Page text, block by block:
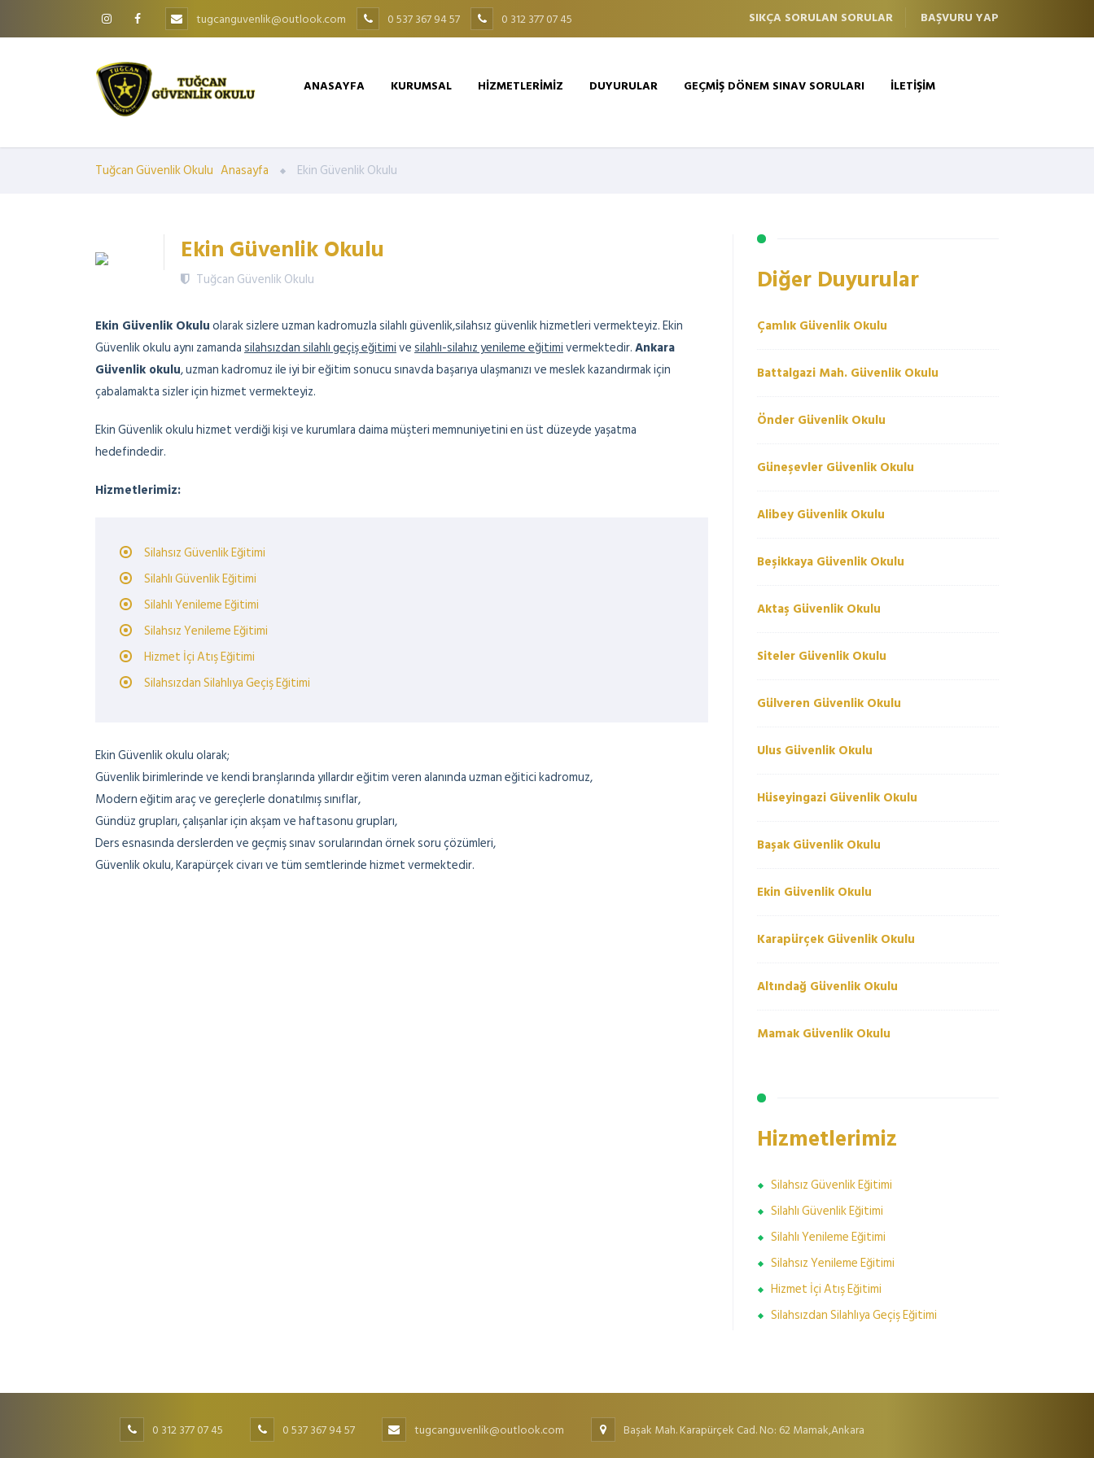
tugcanguvenlik@outlook.com 0 537 367 94 57 0 312 377 07 45 SIKÇA SORULAN SORULAR BAŞVURU YAP
ANASAYFA KURUMSAL HİZMETLERİMİZ DUYURULAR GEÇMİŞ DÖNEM SINAV SORULARI İLETİŞİM
Tuğcan Güvenlik Okulu Anasayfa Ekin Güvenlik Okulu
Ekin Güvenlik Okulu
Tuğcan Güvenlik Okulu
Ekin Güvenlik Okuluolarak sizlere uzman kadromuzla silahlı güvenlik,silahsız güvenlik hizmetleri vermekteyiz. Ekin
Güvenlik okulu aynı zamandasilahsızdan silahlı geçiş eğitimivesilahlı-silahız yenileme eğitimivermektedir.Ankara
Güvenlik okulu, uzman kadromuz ile iyi bir eğitim sonucu sınavda başarıya ulaşmanızı ve meslek kazandırmak için
çabalamakta sizler için hizmet vermekteyiz.
Ekin Güvenlik okulu hizmet verdiği kişi ve kurumlara daima müşteri memnuniyetini en üst düzeyde yaşatma
hedefindedir.
Hizmetlerimiz:
Silahsız Güvenlik Eğitimi
Silahlı Güvenlik Eğitimi
Silahlı Yenileme Eğitimi
Silahsız Yenileme Eğitimi
Hizmet İçi Atış Eğitimi
Silahsızdan Silahlıya Geçiş Eğitimi
Ekin Güvenlik okulu olarak;
Güvenlik birimlerinde ve kendi branşlarında yıllardır eğitim veren alanında uzman eğitici kadromuz,
Modern eğitim araç ve gereçlerle donatılmış sınıflar,
Gündüz grupları, çalışanlar için akşam ve haftasonu grupları,
Ders esnasında derslerden ve geçmiş sınav sorularından örnek soru çözümleri,
Güvenlik okulu, Karapürçek civarı ve tüm semtlerinde hizmet vermektedir.
Diğer Duyurular
Çamlık Güvenlik Okulu
Battalgazi Mah. Güvenlik Okulu
Önder Güvenlik Okulu
Güneşevler Güvenlik Okulu
Alibey Güvenlik Okulu
Beşikkaya Güvenlik Okulu
Aktaş Güvenlik Okulu
Siteler Güvenlik Okulu
Gülveren Güvenlik Okulu
Ulus Güvenlik Okulu
Hüseyingazi Güvenlik Okulu
Başak Güvenlik Okulu
Ekin Güvenlik Okulu
Karapürçek Güvenlik Okulu
Altındağ Güvenlik Okulu
Mamak Güvenlik Okulu
Hizmetlerimiz
Silahsız Güvenlik Eğitimi
Silahlı Güvenlik Eğitimi
Silahlı Yenileme Eğitimi
Silahsız Yenileme Eğitimi
Hizmet İçi Atış Eğitimi
Silahsızdan Silahlıya Geçiş Eğitimi
0 312 377 07 45 0 537 367 94 57 tugcanguvenlik@outlook.com Başak Mah. Karapürçek Cad. No: 62 Mamak,Ankara